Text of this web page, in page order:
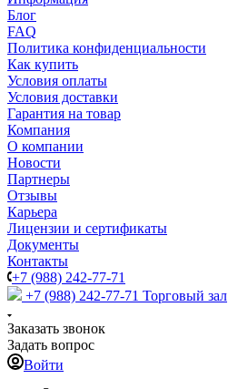
Блог
FAQ
Политика конфиденциальности
Как купить
Условия оплаты
Условия доставки
Гарантия на товар
Компания
О компании
Новости
Партнеры
Отзывы
Карьера
Лицензии и сертификаты
Документы
Контакты
+7 (988) 242-77-71
+7 (988) 242-77-71 Торговый зал
Заказать звонок
Задать вопрос
Войти